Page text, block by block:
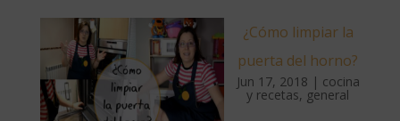
¿Cómo limpiar la
puerta del horno?
Jun 17, 2018 | cocina
y recetas, general